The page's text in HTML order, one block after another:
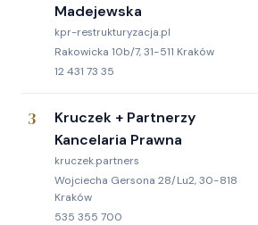
Madejewska
kpr-restrukturyzacja.pl
Rakowicka 10b/7, 31-511 Kraków
12 431 73 35
3
Kruczek + Partnerzy
Kancelaria Prawna
kruczek.partners
Wojciecha Gersona 28/Lu2, 30-818
Kraków
535 355 700